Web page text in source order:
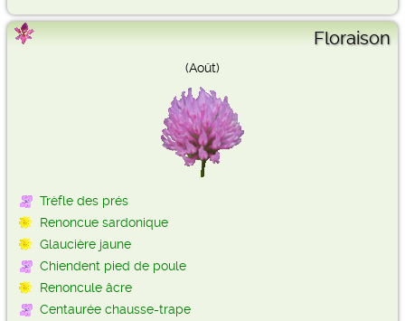
Floraison
(Août)
Trèfle des prés
Renoncue sardonique
Glaucière jaune
Chiendent pied de poule
Renoncule âcre
Centaurée chausse-trape